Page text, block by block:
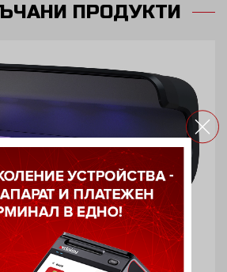
ПРОДУКТИ
фалшиви банкноти